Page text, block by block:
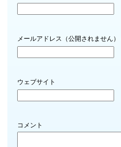
メールアドレス（公開されません）
ウェブサイト
コメント